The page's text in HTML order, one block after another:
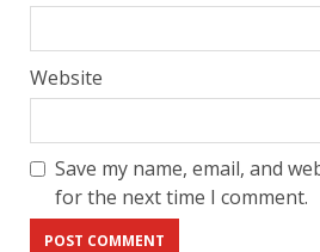
Website
Save my name, email, and
for the next time I comment.